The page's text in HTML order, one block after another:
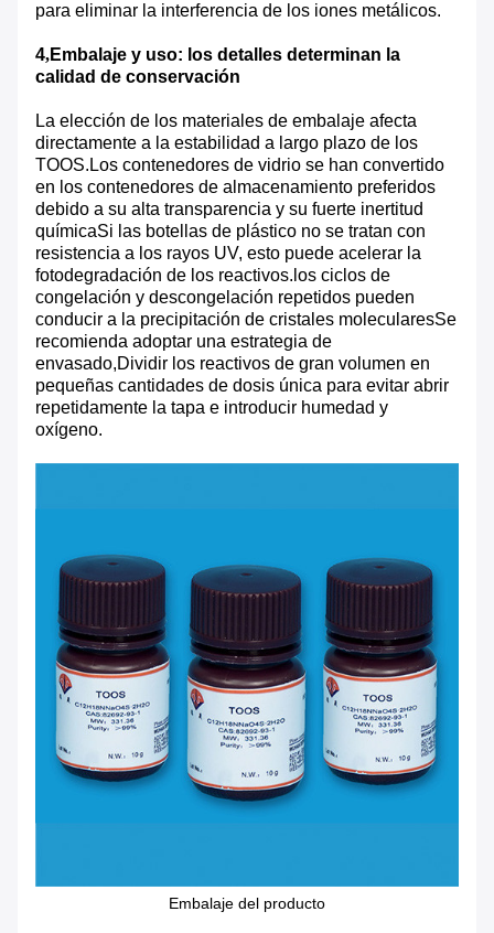
para eliminar la interferencia de los iones metálicos.
4,Embalaje y uso: los detalles determinan la
calidad de conservación
La elección de los materiales de embalaje afecta
directamente a la estabilidad a largo plazo de los
TOOS.Los contenedores de vidrio se han convertido
en los contenedores de almacenamiento preferidos
debido a su alta transparencia y su fuerte inertitud
químicaSi las botellas de plástico no se tratan con
resistencia a los rayos UV, esto puede acelerar la
fotodegradación de los reactivos.los ciclos de
congelación y descongelación repetidos pueden
conducir a la precipitación de cristales molecularesSe
recomienda adoptar una estrategia de
envasado,Dividir los reactivos de gran volumen en
pequeñas cantidades de dosis única para evitar abrir
repetidamente la tapa e introducir humedad y
oxígeno.
Embalaje del producto